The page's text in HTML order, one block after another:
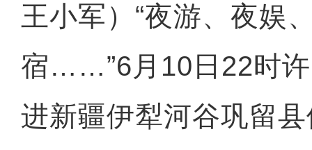
王小军）“夜游、夜娱
宿……”6月10日22时
进新疆伊犁河谷巩留